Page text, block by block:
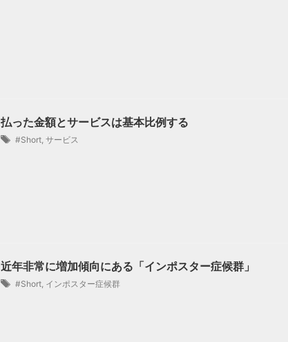
払った金額とサービスは基本比例する
#Short サービス
近年非常に増加傾向にある「インポスター症候群」
#Short, インポスター症候群